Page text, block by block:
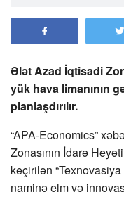
Ələt Azad İqtisadi
yük hava limanının
planlaşdırılır.
“APA-Economics”
Zonasının İdarə
keçirilən
naminə elm və